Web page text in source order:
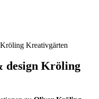
Kreativgärten
design Kröling